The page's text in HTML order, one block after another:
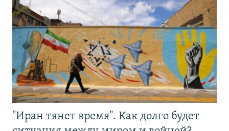
"Иран тянет время". Как долго будет